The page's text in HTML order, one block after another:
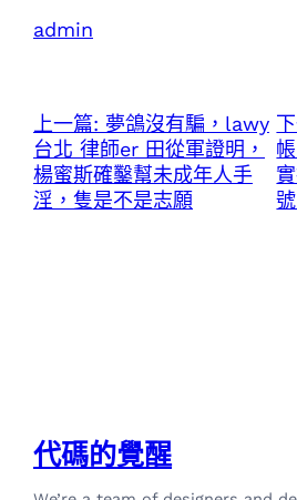
admin
上一篇: 夢鴿沒有騙，lawy
台北 律師er 田從軍證明，
楊蜜斯確鑿幫未成年人手
淫，隻是不是志願
代碼的覺醒